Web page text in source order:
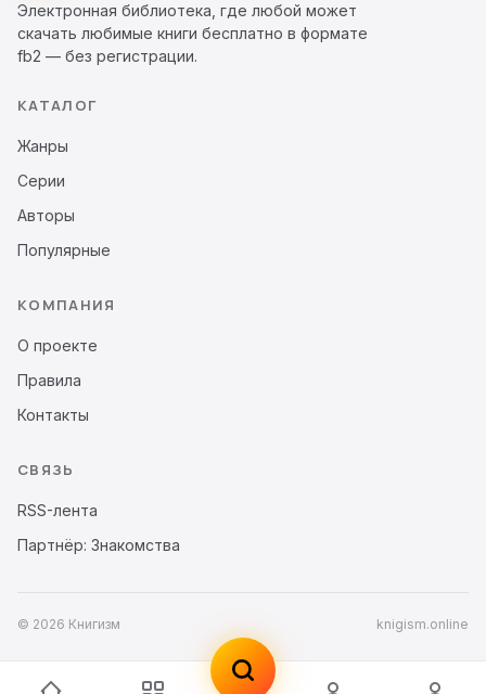
Электронная библиотека, где любой может
скачать любимые книги бесплатно в формате
fb2 — без регистрации.
КАТАЛОГ
Жанры
Серии
Авторы
Популярные
КОМПАНИЯ
О проекте
Правила
Контакты
СВЯЗЬ
RSS-лента
Партнёр: Знакомства
© 2026 Книгизм knigism.online